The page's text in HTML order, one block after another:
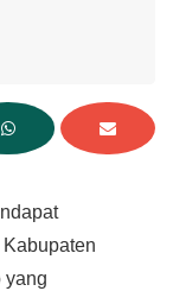
yang